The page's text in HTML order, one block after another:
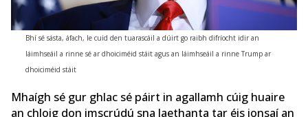
Bhí sé sásta, áfach, le cuid den tuarascáil a dúirt go raibh difríocht idir an
láimhseáil a rinne sé ar dhoiciméid stáit agus an láimhseáil a rinne Trump ar
dhoiciméid stáit
Mhaígh sé gur ghlac sé páirt in agallamh cúig huaire
an chloig don imscrúdú sna laethanta tar éis ionsaí an